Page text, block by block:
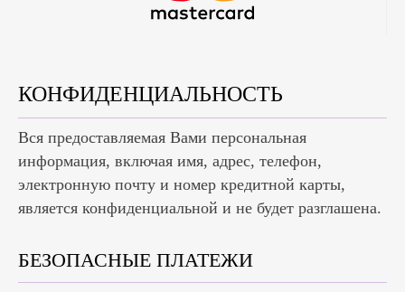
КОНФИДЕНЦИАЛЬНОСТЬ
Вся предоставляемая Вами персональная
информация, включая имя, адрес, телефон,
электронную почту и номер кредитной карты,
является конфиденциальной и не будет разглашена.
БЕЗОПАСНЫЕ ПЛАТЕЖИ